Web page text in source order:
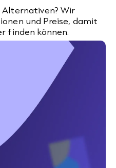
Alternativen? Wir
und Preise, damit
finden können.